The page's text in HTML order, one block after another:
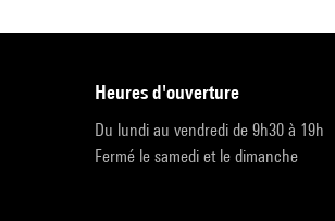
heures d'ouverture
Du lundi au vendredi de 9h30 à 19h
Fermé le samedi et le dimanche